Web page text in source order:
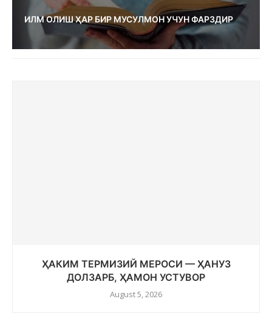
ИЛМ ОЛИШ ҲАР БИР МУСУЛМОН УЧУН ФАРЗДИР
ҲАКИМ ТЕРМИЗИЙ МЕРОСИ — ҲАНУЗ
ДОЛЗАРБ, ҲАМОН УСТУВОР
August 5, 2026